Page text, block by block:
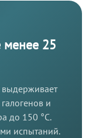
25
выдерживает
и
до 150 °C.
испытаний.